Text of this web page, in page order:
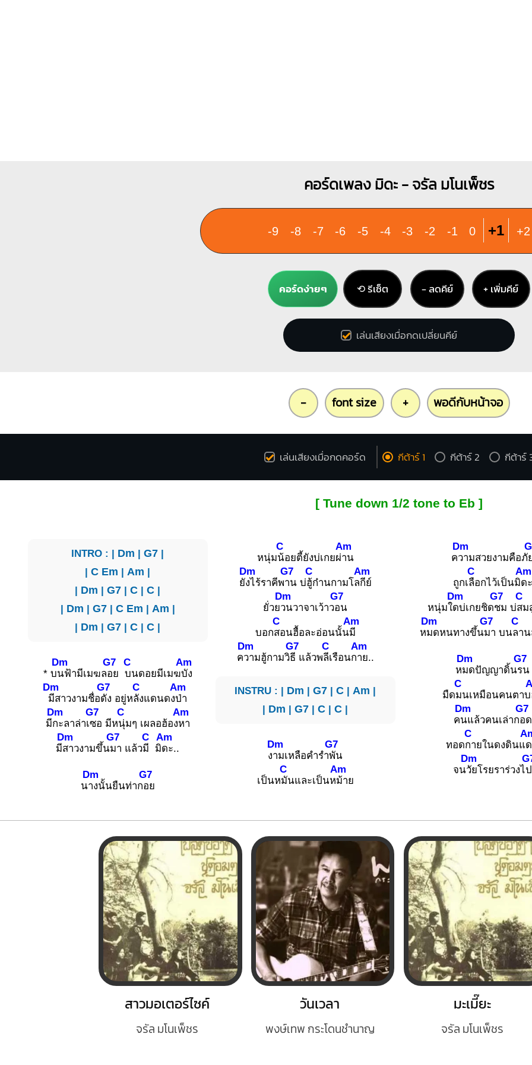
คอร์ดเพลง มิดะ - จรัล มโนเพ็ชร
-9 -8 -7 -6 -5 -4 -3 -2 -1 0 +1 +2
คอร์ดง่ายๆ ⟲ รีเซ็ต − ลดคีย์ + เพิ่มคีย์
เล่นเสียงเมื่อกดเปลี่ยนคีย์
- font size + พอดีกับหน้าจอ
เล่นเสียงเมื่อกดคอร์ด กีต้าร์ 1 กีต้าร์ 2 กีต้าร์
[ Tune down 1/2 tone to Eb ]
INTRO : | Dm |G7 |
|C Em | Am |
| Dm |G7 |C |C |
| Dm | G7| C Em | Am |
| Dm |G7 |C |C |
* บ
Dm
นฟ้ามีเมฆล
G7
อย
C
บนดอยมีเมฆ
Am
บัง
Dm
มีสาวงามชื่อ
G7
ดัง อยู่ห
C
ลังแดนดง
Am
ป่า
มี
Dm
กะลาล่าเ
G7
ซอ มีห
C
นุ่มๆ เผลอฮ้อง
Am
หา
มี
Dm
สาวงามขึ้น
G7
มา แล้ว
C
มี มิ
Am
ดะ..
น
Dm
างนั้นยืนท่าก
G7
อย
หนุ่ม
C
น้อยตี้ยังบ่เกยผ่
Am
าน
ยั
Dm
งไร้ราคีพ
G7
าน บ่
C
ฮู้ก๋านกามโล
Am
กีย์
ยั่วย
Dm
วนวาจาเว้าว
G7
อน
บอก
C
สอนฮื้อละอ่อนนั้น
Am
มี
ค
Dm
วามฮู้กามวิ
G7
ธี แล้วพ
C
ลีเรือนก
Am
าย..
INSTRU : | Dm |G7 |C | Am |
| Dm |G7 |C |C |
ง
Dm
ามเหลือคำรำ
G7
พัน
เป็นห
C
มันและเป็นห
Am
ม้าย
ค
Dm
วามสวยงามคือภั
ถูกเ
C
ลือกไว้เป็นมิ
Am
ดะ
หนุ่มใ
Dm
ดบ่เกยชิด
G7
ชม บ่
C
สม
ห
Dm
มดหนทางขึ้น
G7
มา บน
C
ลา
ห
Dm
มดปัญญาดิ้น
G7
รน
มืด
C
มนเหมือนคนตาบ
ค
Dm
นแล้วคนเล่าก
G7
อด
ทอด
C
กายในดงดินแ
จน
Dm
วัยโรยราร่วงไป
สาวมอเตอร์ไซค์
จรัล มโนเพ็ชร
วันเวลา
พงษ์เทพ กระโดนชำนาญ
มะเมี๊ยะ
จรัล มโนเพ็ชร